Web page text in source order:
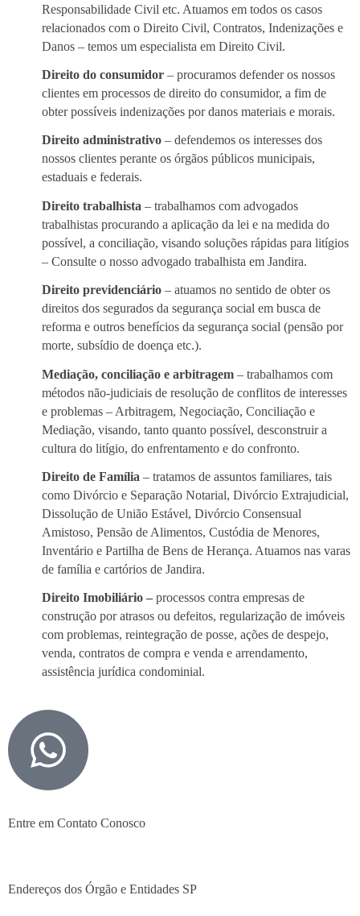
Responsabilidade Civil etc. Atuamos em todos os casos
relacionados com o Direito Civil, Contratos, Indenizações e
Danos – temos um especialista em Direito Civil.
Direito do consumidor– procuramos defender os nossos
clientes em processos de direito do consumidor, a fim de
obter possíveis indenizações por danos materiais e morais.
Direito administrativo– defendemos os interesses dos
nossos clientes perante os órgãos públicos municipais,
estaduais e federais.
Direito trabalhista – trabalhamos com advogados
trabalhistas procurando a aplicação da lei e na medida do
possível, a conciliação, visando soluções rápidas para litígios
– Consulte o nosso advogado trabalhista em Jandira.
Direito previdenciário– atuamos no sentido de obter os
direitos dos segurados da segurança social em busca de
reforma e outros benefícios da segurança social (pensão por
morte, subsídio de doença etc.).
Mediação, conciliação e arbitragem– trabalhamos com
métodos não-judiciais de resolução de conflitos de interesses
e problemas – Arbitragem, Negociação, Conciliação e
Mediação, visando, tanto quanto possível, desconstruir a
cultura do litígio, do enfrentamento e do confronto.
Direito de Família – tratamos de assuntos familiares, tais
como Divórcio e Separação Notarial, Divórcio Extrajudicial,
Dissolução de União Estável, Divórcio Consensual
Amistoso, Pensão de Alimentos, Custódia de Menores,
Inventário e Partilha de Bens de Herança. Atuamos nas varas
de família e cartórios de Jandira.
Direito Imobiliário –processos contra empresas de
construção por atrasos ou defeitos, regularização de imóveis
com problemas, reintegração de posse, ações de despejo,
venda, contratos de compra e venda e arrendamento,
assistência jurídica condominial.
Entre em Contato Conosco
Endereços dos Órgão e Entidades SP